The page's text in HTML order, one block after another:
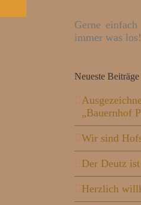
Gerne
immer was los!
Neueste Beiträge
„Bauernhof
Wir sind
Der Deutz
Herzlich